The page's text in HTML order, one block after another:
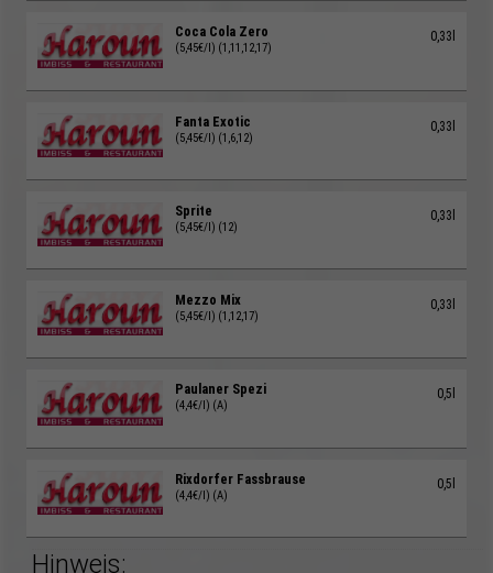
0,33l
Coca Cola Zero
(5,45€/l) (1,11,12,17)
0,33l
Fanta Exotic
(5,45€/l) (1,6,12)
0,33l
Sprite
(5,45€/l) (12)
0,33l
Mezzo Mix
(5,45€/l) (1,12,17)
0,5l
Paulaner Spezi
(4,4€/l) (A)
0,5l
Rixdorfer Fassbrause
(4,4€/l) (A)
Hinweis: